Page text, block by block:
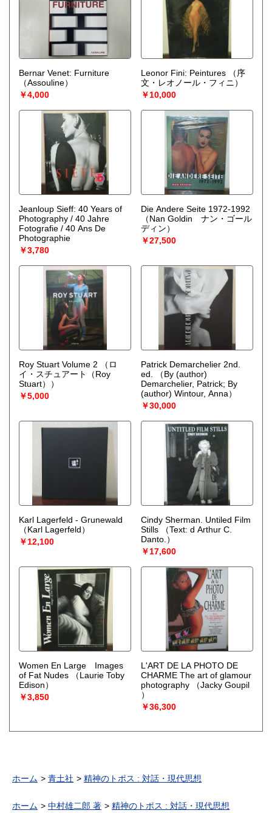
Bernar Venet: Furniture
（Assouline）
￥4,000
Leonor Fini: Peintures
（序
文・レオノール・フィニ）
￥10,000
Jeanloup Sieff: 40 Years of
Photography / 40 Jahre
Fotografie / 40 Ans De
Photographie
￥3,780
Die Andere Seite 1972-1992
（Nan Goldin ナン・ゴール
ディン）
￥27,500
Roy Stuart Volume 2
（ロ
イ・スチュアート（Roy
Stuart））
￥5,000
Patrick Demarchelier 2nd.
ed.
（By (author)
Demarchelier, Patrick; By
(author) Wintour, Anna）
￥30,000
Karl Lagerfeld - Grunewald
（Karl Lagerfeld）
￥12,100
Cindy Sherman. Untiled Film
Stills
（Text: d Arthur C.
Danto.）
￥17,600
Women En Large Images
of Fat Nudes
（Laurie Toby
Edison）
￥3,850
L'ART DE LA PHOTO DE
CHARME The art of glamour
photography
（Jacky Goupil
）
￥36,300
ホーム 青土社 精神のトポス : 対話・現代思想
ホーム 中村雄二郎 著 精神のトポス : 対話・現代思想